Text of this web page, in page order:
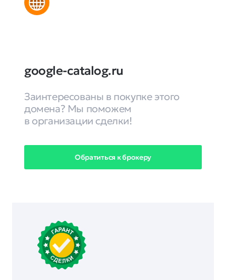
google-catalog.ru
Заинтересованы в покупке этого
домена? Мы поможем
в организации сделки!
Обратиться к брокеру